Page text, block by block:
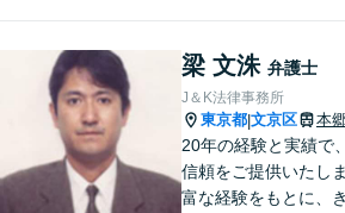
す。著書あり。事務
せず弁護士が全ての
代理します。
梁 文洙 弁護士
J＆K法律事務所
東京都|文京区 本
20年の経験と実績で
信頼をご提供いたし
富な経験をもとに、